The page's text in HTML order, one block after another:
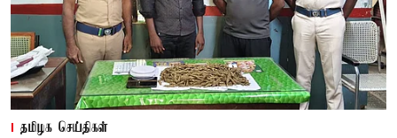
தமிழக செய்திகள்